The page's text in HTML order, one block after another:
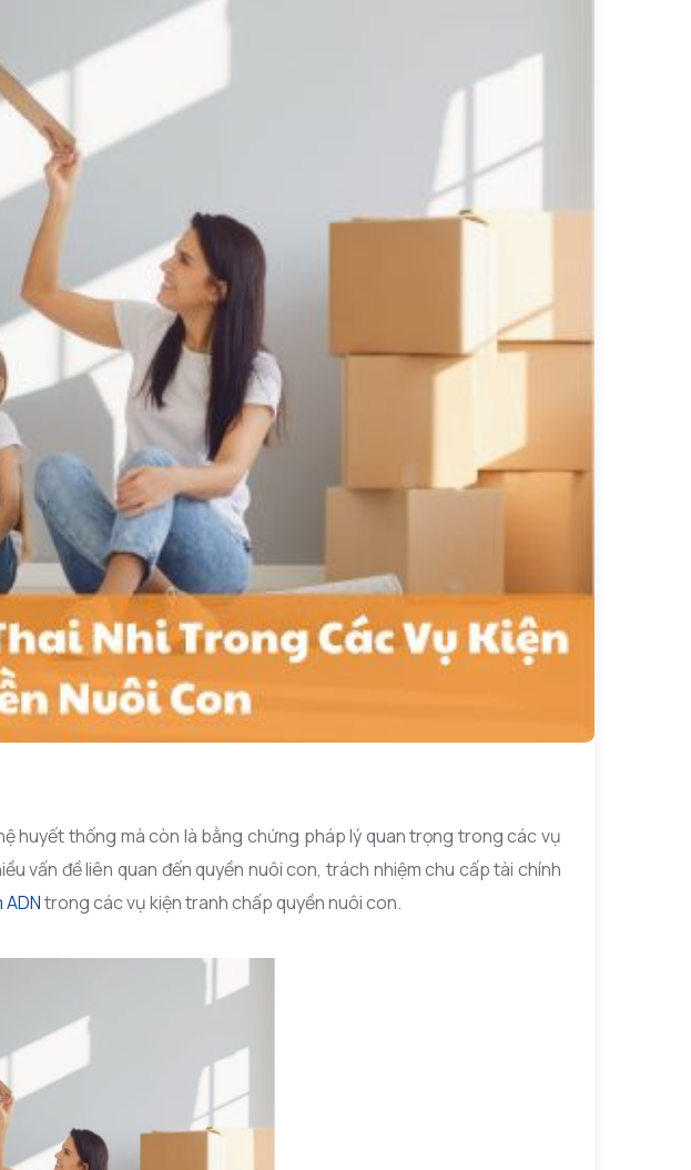
huyết thống mà còn là bằng chứng pháp lý quan trọng trong các vụ
vấn đề liên quan đến quyền nuôi con, trách nhiệm chu cấp tài chính
trong các vụ kiện tranh chấpquyền nuôi con.